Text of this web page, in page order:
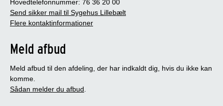
Hovedtelefonnummer: 76 36 20 00
Send sikker mail til Sygehus Lillebælt
Flere kontaktinformationer
Meld afbud
Meld afbud til den afdeling, der har indkaldt dig, hvis du ikke kan
komme.
Sådan melder du afbud.